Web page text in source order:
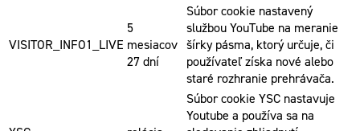
VISITOR_INFO1_LIVE
5
mesiacov
27 dní
Súbor cookie nastavený
službou YouTube na meranie
šírky pásma, ktorý určuje, či
používateľ získa nové alebo
staré rozhranie prehrávača.
Súbor cookie YSC nastavuje
Youtube a používa sa na